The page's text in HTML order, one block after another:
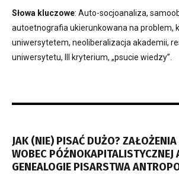
Słowa kluczowe: Auto-socjoanaliza,
autoetnografia ukierunkowana na problem,
uniwersytetem, neoliberalizacja akademii,
uniwersytetu, III kryterium, „psucie wiedzy”.
JAK (NIE) PISAĆ DUŻO? ZAŁOŻENIA
WOBEC PÓŹNOKAPITALISTYCZNEJ
GENEALOGIE PISARSTWA